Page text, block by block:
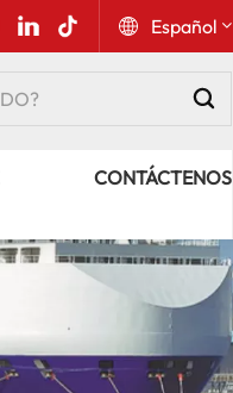
Español
Русский
Español
Português
عربي
CONTÁCTENOS